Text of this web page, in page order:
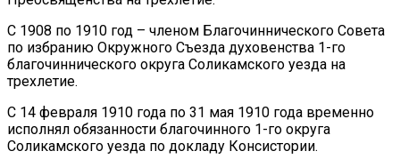
С 1908 по 1910 год – членом Благочиннического Совета
по избранию Окружного Съезда духовенства 1-го
благочиннического округа Соликамского уезда на
трехлетие.
С 14 февраля 1910 года по 31 мая 1910 года временно
исполнял обязанности благочинного 1-го округа
Соликамского уезда по докладу Консистории.